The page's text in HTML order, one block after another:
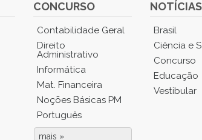
CONCURSO
Contabilidade Geral
Direito
Administrativo
Informática
Mat. Financeira
Noções Básicas PM
Português
mais »
NOTÍCIAS
Brasil
Ciência e
Concurso
Educação
Vestibular